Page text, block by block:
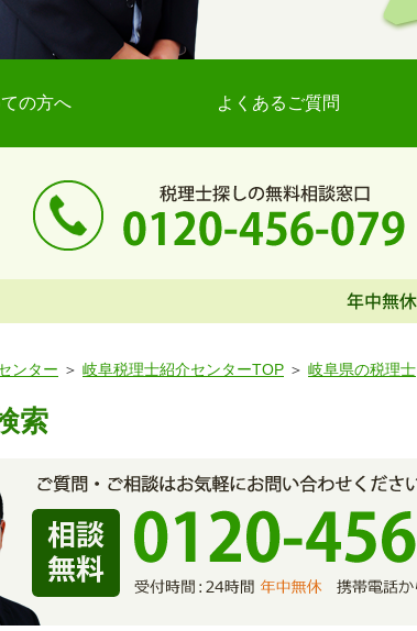
の方へ よくあるご質問
ンター 岐阜税理士紹介センターTOP 岐阜県の税理士
索